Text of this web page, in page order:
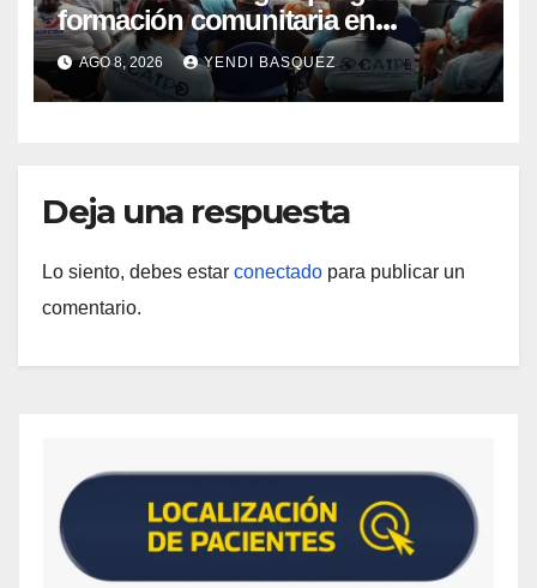
formación comunitaria en
atención a personas con
discapacidad
AGO 8, 2026 YENDI BASQUEZ
Deja una respuesta
Lo siento, debes estar conectado para publicar un
comentario.